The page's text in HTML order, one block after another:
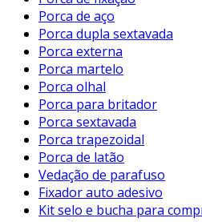
usinagem, os parafusos
por tratamentos de
galvanização ou
aumentar a resistência à
Inspeção de Qualidade
envolve a inspeção
parafusos para garantir
especificações técnicas.
Importância da Escolha
Selecionar o tipo certo de
Porca de aço
Porca dupla sextavada
Porca externa
Porca martelo
Porca olhal
Porca para britador
Porca sextavada
Porca trapezoidal
Porca de latão
Vedação de parafuso
Fixador auto adesivo
Kit selo e bucha para